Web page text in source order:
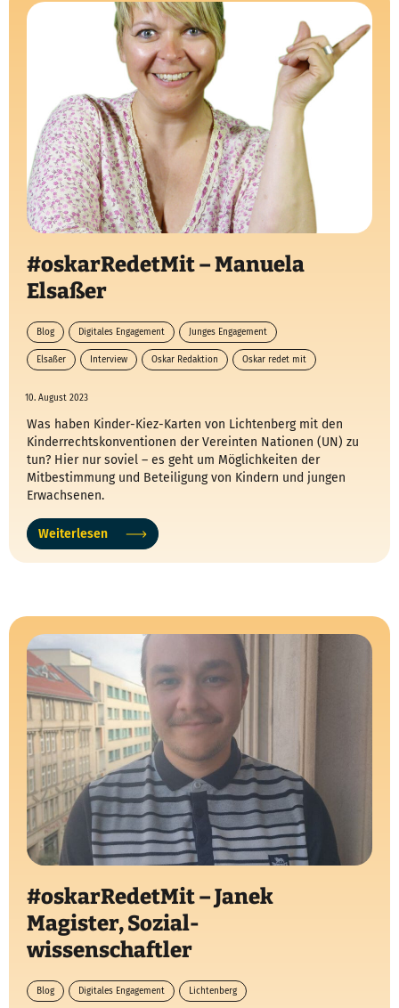
#oskarRedetMit – Manuela
Elsaßer
Blog Digitales Engagement Junges Engagement
Elsaßer Interview Oskar Redaktion Oskar redet mit
10. August 2023
Was haben Kinder-Kiez-Karten von Lichtenberg mit den
Kinderrechtskonventionen der Vereinten Nationen (UN) zu
tun? Hier nur soviel – es geht um Möglichkeiten der
Mitbestimmung und Beteiligung von Kindern und jungen
Erwachsenen.
Weiterlesen
#oskarRedetMit – Janek
Magister, Sozial-
wissenschaftler
Blog Digitales Engagement Lichtenberg